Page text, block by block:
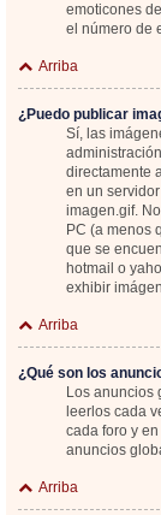
emoticones
el número de
Arriba
¿Puedo publicar
Sí, las
directamente
en un
imagen.gif.
PC (a menos
que se
hotmail o
exhibir
Arriba
¿Qué son los
Los anuncios
leerlos cada
cada foro y
anuncios
Arriba